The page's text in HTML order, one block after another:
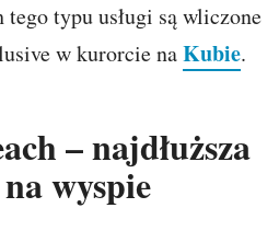
typu usługi są wliczone
w kurorcie naKubie.
– najdłuższa
wyspie